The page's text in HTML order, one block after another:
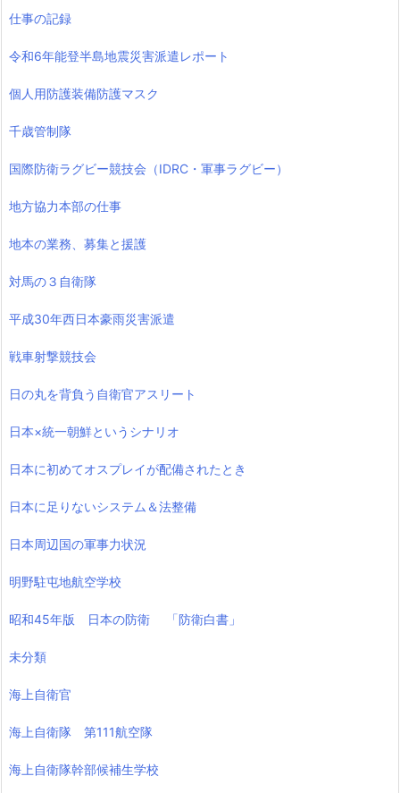
仕事の記録
令和6年能登半島地震災害派遣レポート
個人用防護装備防護マスク
千歳管制隊
国際防衛ラグビー競技会（IDRC・軍事ラグビー）
地方協力本部の仕事
地本の業務、募集と援護
対馬の３自衛隊
平成30年西日本豪雨災害派遣
戦車射撃競技会
日の丸を背負う自衛官アスリート
日本×統一朝鮮というシナリオ
日本に初めてオスプレイが配備されたとき
日本に足りないシステム＆法整備
日本周辺国の軍事力状況
明野駐屯地航空学校
昭和45年版 日本の防衛 「防衛白書」
未分類
海上自衛官
海上自衛隊 第111航空隊
海上自衛隊幹部候補生学校